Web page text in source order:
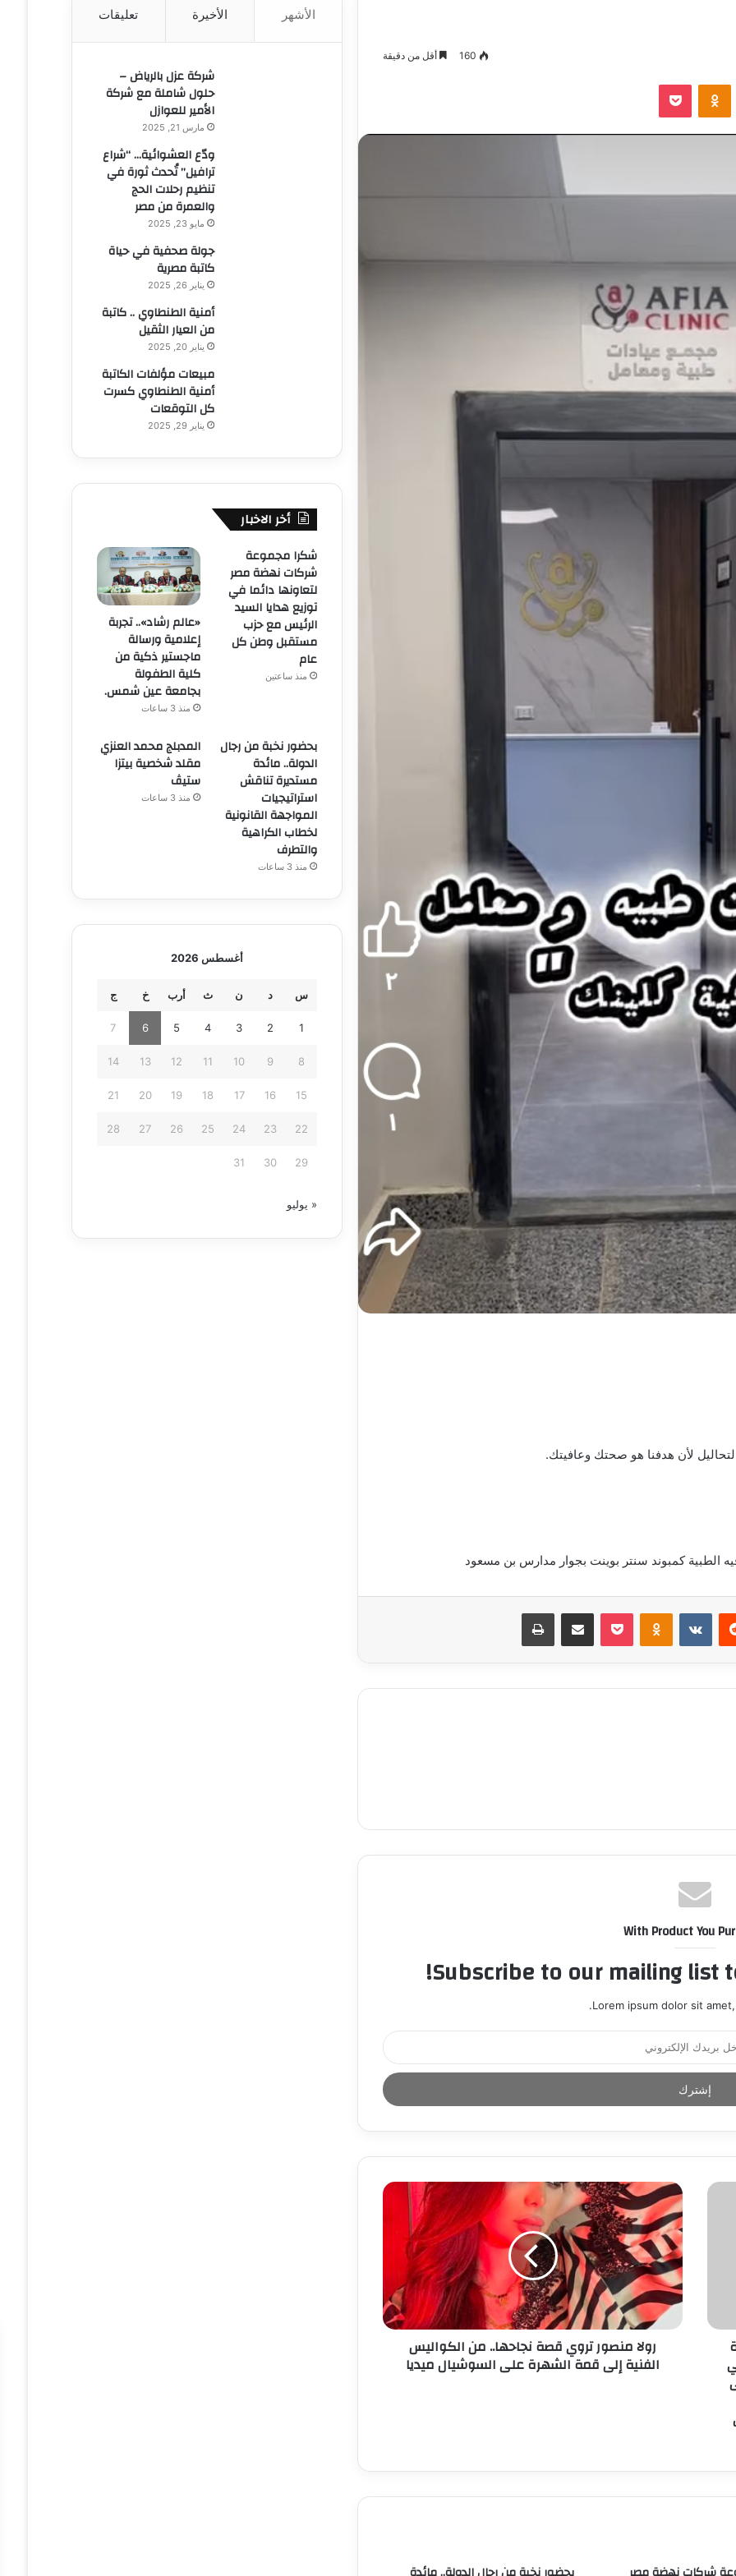
160 أقل من دقيقة
Odnoklassniki بوكيت
لأن هدفنا هو صحتك وعافيتك.
الطبية كمبوند سنتر بوينت بجوار مدارس بن مسعود
‏Reddit
‏VKontakte
Odnoklassniki بوكيت مشاركة عبر البريد طباعة
With Product You
Subscribe to our mailing list
Lorem ipsum dolor sit
رولا منصور تروي قصة نجاحها.. من الكواليس
الفنية إلى قمة الشهرة على السوشيال ميديا
الأشهر الأخيرة تعليقات
شركة عزل بالرياض –
حلول شاملة مع شركة
الأمير للعوازل
مارس 21, 2025
ودّع العشوائية… “شراع
ترافيل” تُحدث ثورة في
تنظيم رحلات الحج
والعمرة من مصر
مايو 23, 2025
جولة صحفية في حياة
كاتبة مصرية
يناير 26, 2025
أمنية الطنطاوي .. كاتبة
من العيار الثقيل
يناير 20, 2025
مبيعات مؤلفات الكاتبة
أمنية الطنطاوي كسرت
كل التوقعات
يناير 29, 2025
أخر الاخبار
شكرا مجموعة
شركات نهضة مصر
لتعاونها دائما في
توزيع هدايا السيد
الرئيس مع حزب
مستقبل وطن كل
عام
منذ ساعتين
«عالم رشاد».. تجربة
إعلامية ورسالة
ماجستير ذكية من
كلية الطفولة
بجامعة عين شمس.
منذ 3 ساعات
بحضور نخبة من رجال
الدولة.. مائدة
مستديرة تناقش
استراتيجيات
المواجهة القانونية
لخطاب الكراهية
والتطرف
منذ 3 ساعات
المدبلج محمد العنزي
مقلد شخصية بيتزا
ستيڤ
منذ 3 ساعات
أغسطس 2026
س د ن ث أرب خ ج
1
2
3
4
5
6
7
8
9
10
11
12
13
14
15
16
17
18
19
20
21
22
23
24
25
26
27
28
29
30
31
« يوليو